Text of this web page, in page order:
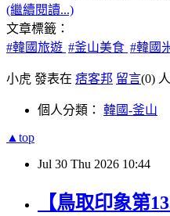
(繼續閱讀...)
文章標籤：
#韓國旅遊 #釜山美食 #韓國
小虎 發表在 痞客邦 留言(0)
個人分類： 韓國-釜山
▲top
Jul 30 Thu 2026 10:44
【鳥取印象第